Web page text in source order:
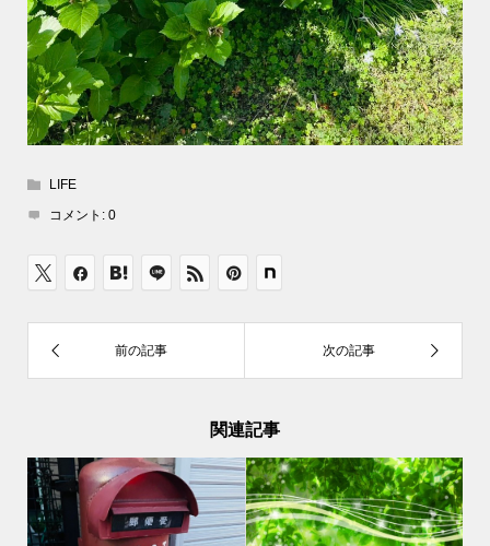
LIFE
コメント: 0
関連記事